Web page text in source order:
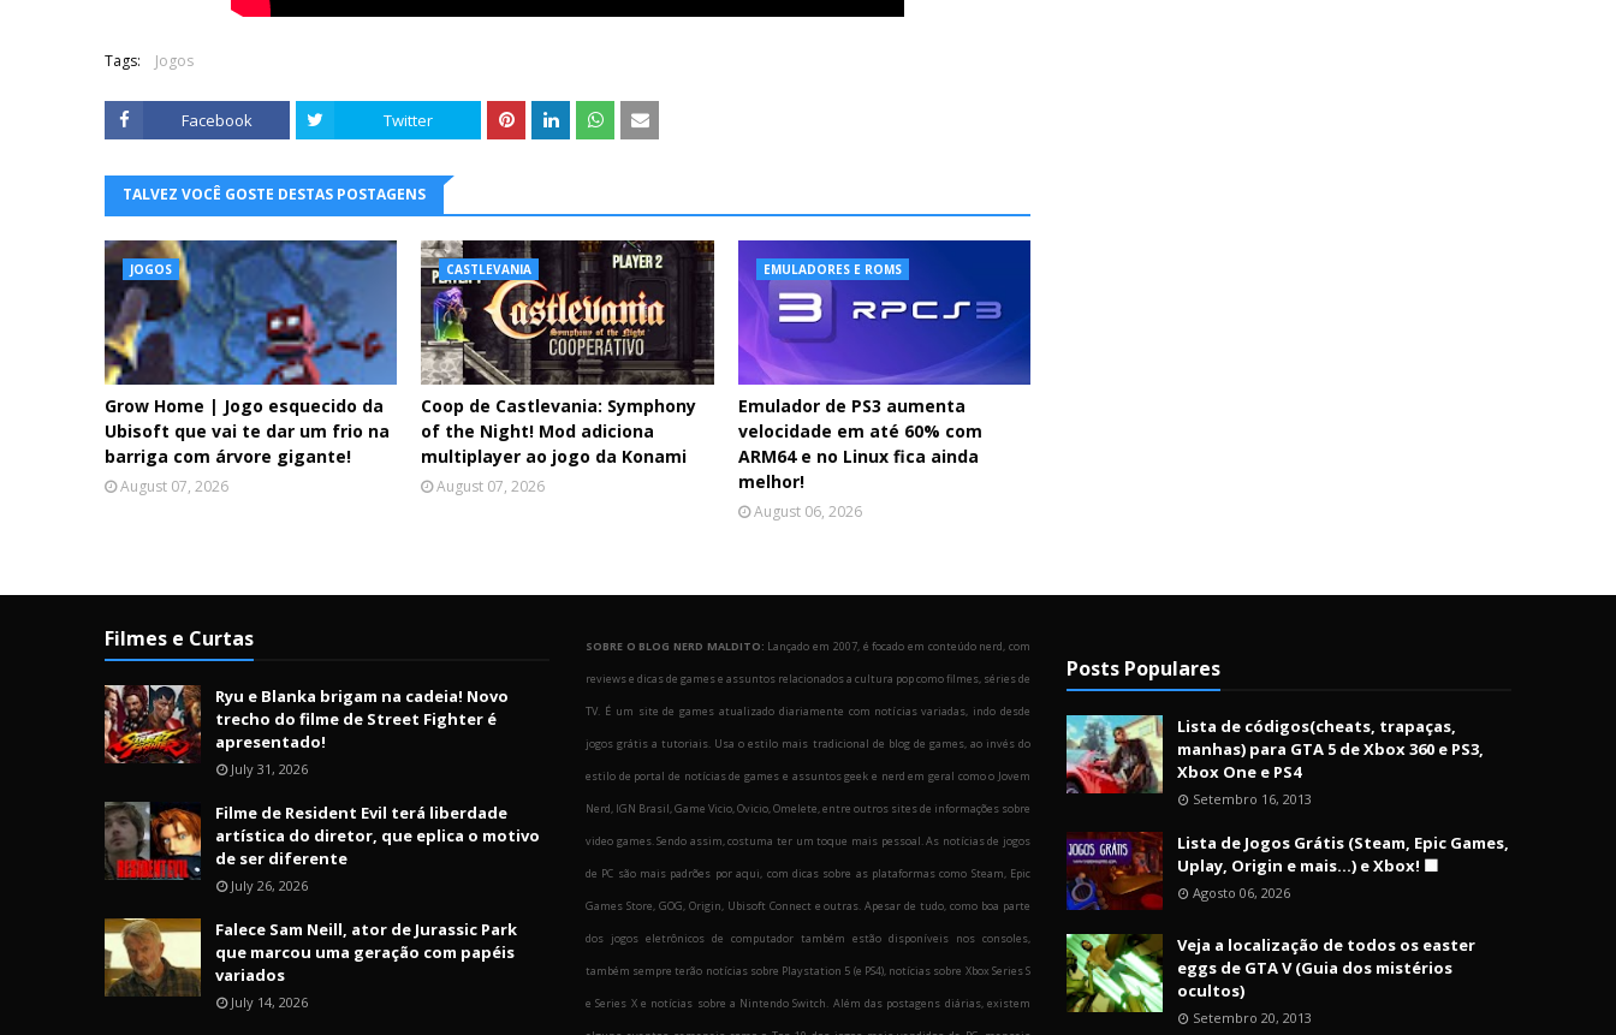
Tags: Jogos
Facebook Twitter
TALVEZ VOCÊ GOSTE DESTAS POSTAGENS
JOGOS
Grow Home | Jogo esquecido da
Ubisoft que vai te dar um frio na
barriga com árvore gigante!
August 07, 2026
CASTLEVANIA
Coop de Castlevania: Symphony
of the Night! Mod adiciona
multiplayer ao jogo da Konami
August 07, 2026
EMULADORES E ROMS
Emulador de PS3 aumenta
velocidade em até 60% com
ARM64 e no Linux fica ainda
melhor!
August 06, 2026
Filmes e Curtas
Ryu e Blanka brigam na cadeia! Novo
trecho do filme de Street Fighter é
apresentado!
July 31, 2026
Filme de Resident Evil terá liberdade
artística do diretor, que eplica o motivo
de ser diferente
July 26, 2026
Falece Sam Neill, ator de Jurassic Park
que marcou uma geração com papéis
variados
July 14, 2026
SOBRE O BLOG NERD MALDITO: Lançado em 2007, é focado em conteúdo nerd, com
reviews e dicas de games e assuntos relacionados a cultura pop como filmes, séries de
TV. É um site de games atualizado diariamente com notícias variadas, indo desde
jogos grátis a tutoriais. Usa o estilo mais tradicional de blog de games, ao invés do
estilo de portal de notícias de games e assuntos geek e nerd em geral como o Jovem
Nerd, IGN Brasil, Game Vicio, Ovicio, Omelete, entre outros sites de informações sobre
video games. Sendo assim, costuma ter um toque mais pessoal. As notícias de jogos
de PC são mais padrões por aqui, com dicas sobre as plataformas como Steam, Epic
Games Store, GOG, Origin, Ubisoft Connect e outras. Apesar de tudo, como boa parte
dos jogos eletrônicos de computador também estão disponíveis nos consoles,
também sempre terão notícias sobre Playstation 5 (e PS4), notícias sobre Xbox Series S
e Series X e notícias sobre a Nintendo Switch. Além das postagens diárias, existem
Posts Populares
Lista de códigos(cheats, trapaças,
manhas) para GTA 5 de Xbox 360 e PS3,
Xbox One e PS4
Setembro 16, 2013
Lista de Jogos Grátis (Steam, Epic Games,
Uplay, Origin e mais...) e Xbox! 🟩
Agosto 06, 2026
Veja a localização de todos os easter
eggs de GTA V (Guia dos mistérios
ocultos)
Setembro 20, 2013